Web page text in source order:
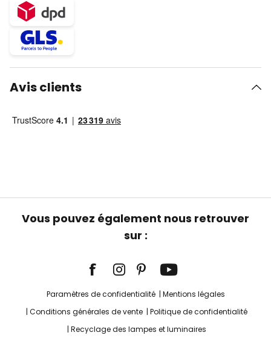
Avis clients
Vous pouvez également nous retrouver
sur :
Paramètres de confidentialité
Mentions légales
Conditions générales de vente
Politique de confidentialité
Recyclage des lampes et luminaires